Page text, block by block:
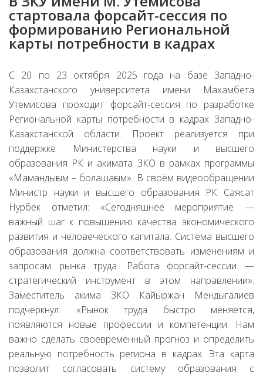
стартовала форсайт-сессия по
формированию Региональной
карты потребности в кадрах
С 20 по 23 октября 2025 года на базе Западно-
Казахстанского университета имени Махамбета
Утемисова проходит форсайт-сессия по разработке
Региональной карты потребности в кадрах Западно-
Казахстанской области. Проект реализуется при
поддержке Министерства науки и высшего
образования РК и акимата ЗКО в рамках программы
«Мамандығым – болашағым». В своём видеообращении
Министр науки и высшего образования РК Саясат
Нурбек отметил: «Сегодняшнее мероприятие —
важный шаг к повышению качества экономического
развития и человеческого капитала. Система высшего
образования должна соответствовать изменениям и
запросам рынка труда. Работа форсайт-сессии —
стратегический инструмент в этом направлении».
Заместитель акима ЗКО Кайыржан Мендыгалиев
подчеркнул: «Рынок труда быстро меняется,
появляются новые профессии и компетенции. Нам
важно сделать своевременный прогноз и определить
реальную потребность региона в кадрах. Эта карта
позволит согласовать систему образования с